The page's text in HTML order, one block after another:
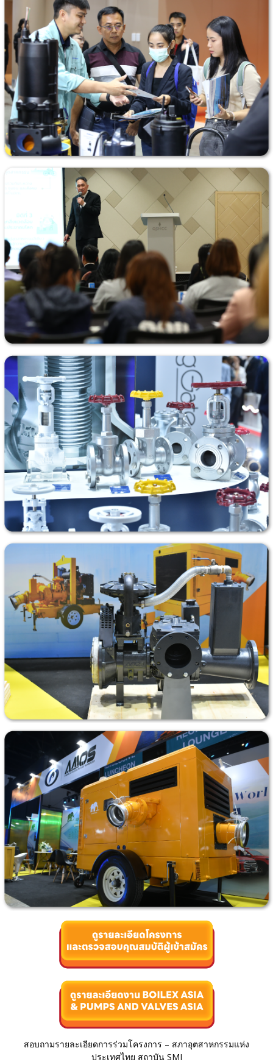
สอบถามรายละเอียดการร่วมโครงการ – สภาอุตสาหกรรมแห่ง
ประเทศไทย สถาบัน SMI